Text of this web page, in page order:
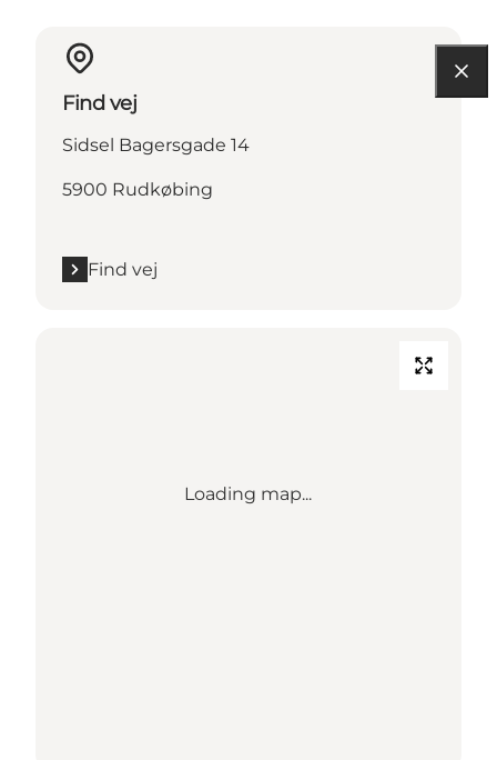
Find vej
Sidsel Bagersgade 14
5900 Rudkøbing
Find vej
Loading map...